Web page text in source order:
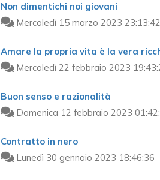
Non dimentichi noi giovani
Mercoledì 15 marzo 2023 23:13:42
Amare la propria vita è la vera
Mercoledì 22 febbraio 2023
Buon senso e razionalità
Domenica 12 febbraio 2023
Contratto in nero
Lunedì 30 gennaio 2023 18:46:36